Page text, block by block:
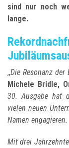
sind nur noch
lange.
,,Die Resonanz
Michele Bridle,
30. Ausgabe hat
vielen neuen
Namen engagieren.
Mit drei